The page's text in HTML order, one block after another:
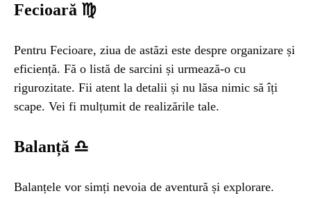
Fecioară ♍
Pentru Fecioare, ziua de astăzi este despre organizare și
eficiență. Fă o listă de sarcini și urmează-o cu
rigurozitate. Fii atent la detalii și nu lăsa nimic să îți
scape. Vei fi mulțumit de realizările tale.
Balanță ♎
Balanțele vor simți nevoia de aventură și explorare.